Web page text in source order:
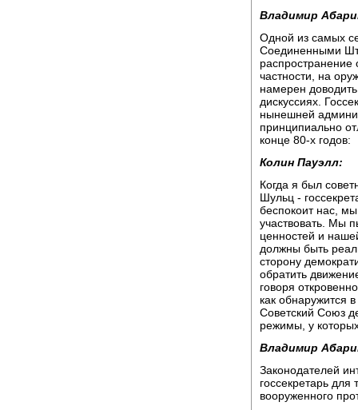
Владимир
Одной из самых
Соединенными
распространение
частности, на
намерен
дискуссиях.
нынешней
принципиально
конце 80-х годов:
Колин Пауэлл:
Когда я был
Шульц -
беспокоит нас,
участвовать. Мы
ценностей и
должны быть
сторону
обратить
говоря
как обнаружится
Советский Союз
режимы, у
Владимир
Законодателей
госсекретарь
вооруженного